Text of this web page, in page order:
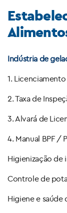
Indústria de
1.
2. Taxa de
3. Alvará de
4. Manual BPF /
Higienização de
Controle de
Higiene e saúde